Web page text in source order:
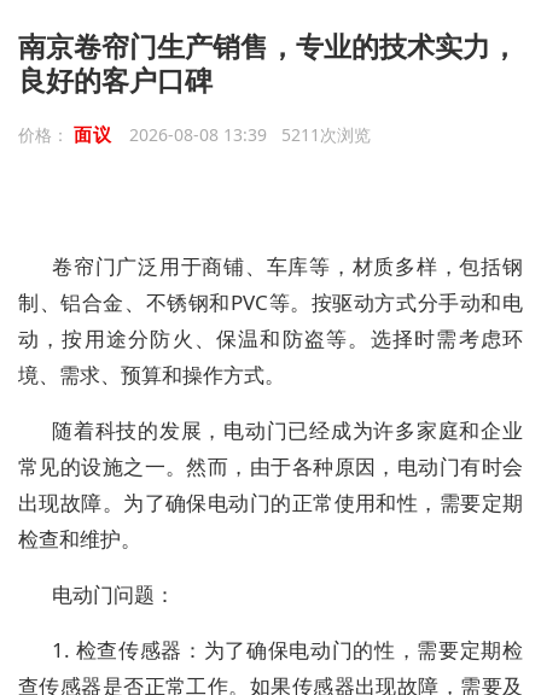
南京卷帘门生产销售，专业的技术实力，
良好的客户口碑
价格： 面议 2026-08-08 13:39 5211次浏览
卷帘门广泛用于商铺、车库等，材质多样，包括钢
制、铝合金、不锈钢和PVC等。按驱动方式分手动和电
动，按用途分防火、保温和防盗等。选择时需考虑环
境、需求、预算和操作方式。
随着科技的发展，电动门已经成为许多家庭和企业
常见的设施之一。然而，由于各种原因，电动门有时会
出现故障。为了确保电动门的正常使用和性，需要定期
检查和维护。
电动门问题：
1. 检查传感器：为了确保电动门的性，需要定期检
查传感器是否正常工作。如果传感器出现故障，需要及